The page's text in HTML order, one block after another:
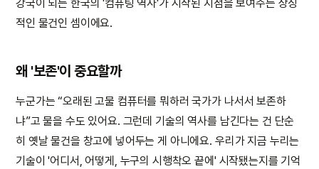
강국이 되는 한국의 '컴퓨팅 역사'가 시작된 지점을 보여주는 상징
적인 물건인 셈이에요.
왜 '보존'이 중요할까
누군가는 “오래된 고물 컴퓨터를 뭐하러 국가가 나서서 보존하
냐”고 물을 수도 있어요. 그런데 기술의 역사를 남긴다는 건 단순
히 옛날 물건을 창고에 넣어두는 게 아니에요. 우리가 지금 누리는
기술이 '어디서, 어떻게, 누구의 시행착오 끝에' 시작됐는지를 기억